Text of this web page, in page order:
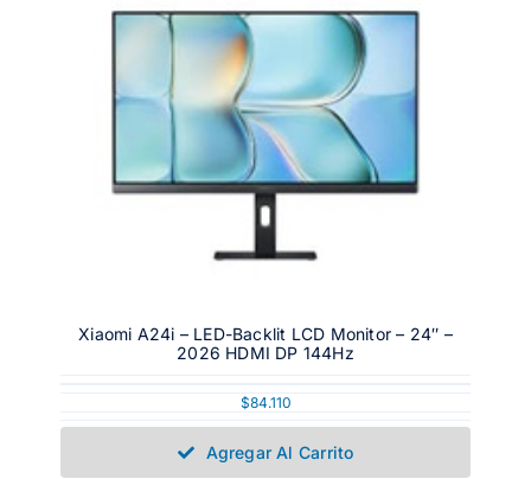
Xiaomi A24i – LED-Backlit LCD Monitor – 24″ –
2026 HDMI DP 144Hz
$84.110
Agregar Al Carrito